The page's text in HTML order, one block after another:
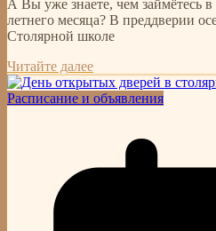
А Вы уже знаете, чем займётесь
летнего месяца? В преддверии
Столярной школе
Читайте далее
Расписание и объявления